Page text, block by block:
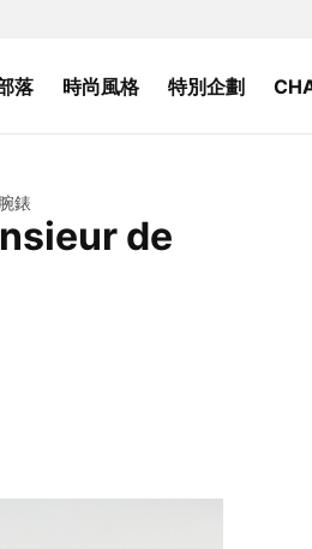
落 時尚風格 特別企劃
錶
de